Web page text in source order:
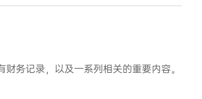
务记录，以及一系列相关的重要内容。